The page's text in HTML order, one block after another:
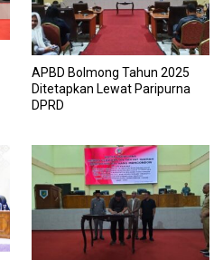
APBD Bolmong Tahun 2025
Ditetapkan Lewat Paripurna
DPRD